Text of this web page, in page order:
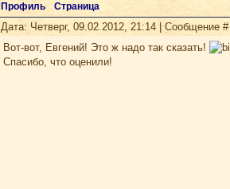
Профиль Страница
Дата: Четверг, 09.02.2012, 21:14 | Сообщение #
Вот-вот, Евгений! Это ж надо так сказать!
Спасибо, что оценили!